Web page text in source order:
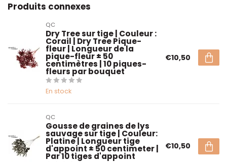
Produits connexes
QC
Dry Tree sur tige | Couleur :
Corail | Dry Tree Pique-
fleur | Longueur de la
pique-fleur ± 50
centimètres | 10 piques-
fleurs par bouquet
En stock
€10,50
QC
Gousse de graines de lys
sauvage sur tige | Couleur:
Platine | Longueur tige
d'appoint ± 50 centimeter |
Par 10 tiges d'appoint
€10,50